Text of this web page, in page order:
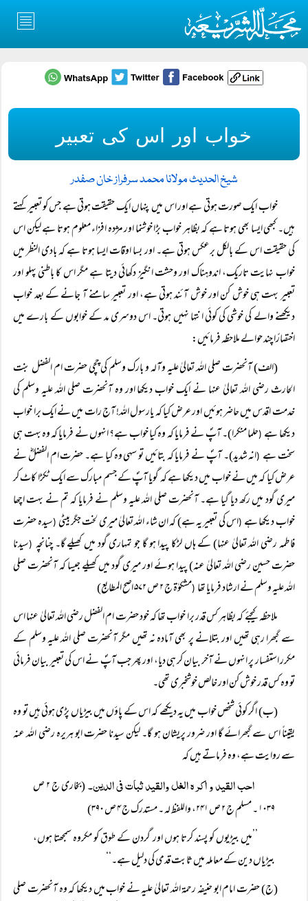
خواب اور اس کی تعبیر
شیخ الحدیث مولانا محمد سرفراز خان صفدر
خواب ایک صورت ہوتی ہے اور اس میں پنہاں ایک حقیقت ہوتی ہے جس کو تعبیر کہتے
ہیں۔ کبھی ایسا بھی ہوتا ہے کہ بظاہر خواب بڑا خوشنما اور مژدہ افزاء معلوم ہوتا ہے لیکن اس
کی حقیقت اس کے بالکل برعکس ہوتی ہے۔ اور بسا اوقات ایسا ہوتا ہے کہ بادی النظر میں
خواب نہایت تاریک، اندوہناک اور وحشت انگیز دکھائی دیتا ہے مگر اس کا باطنی پہلو اور
تعبیر بہت ہی خوش کن اور خوش آئند ہوتی ہے، اور تعبیر سامنے آ جانے کے بعد خواب
دیکھنے والے کی خوشی کی کوئی انتہا نہیں ہوتی۔ اس دوسری مد کے خوابوں کے بارے میں
اختصارًا چند حوالے ملاحظہ فرمائیں:
(الف) آنحضرت صلی اللہ تعالیٰ علیہ وآلہ و بارک وسلم کی چچی حضرت ام الفضل بنت
الحارث رضی اللہ تعالیٰ عنہا نے ایک خواب دیکھا اور وہ آنحضرت صلی اللہ علیہ وسلم کی
خدمت اقدس میں حاضر ہوئیں اور عرض کیا کہ یارسول اللہ! آج رات میں نے ایک برا خواب
دیکھا ہے (حلما منکرا)۔ آپؐ نے فرمایا کہ وہ کیا خواب ہے؟ انہوں نے فرمایا کہ وہ بہت ہی
سخت ہے (انہ شدید)۔ آپؐ نے فرمایا کہ بتائیں تو سہی وہ کیا ہے۔ حضرت ام الفضلؓ نے
عرض کیا کہ میں نے خواب میں دیکھا ہے کہ گویا آپؐ کے جسم مبارک سے ایک ٹکڑا کاٹ کر
میری گود میں رکھ دیا گیا ہے۔ آنحضرت صلی اللہ علیہ وسلم نے فرمایا کہ تم نے بہت اچھا
خواب دیکھا ہے (اس کی تعبیر یہ ہے) کہ ان شاء اللہ تعالیٰ میری لخت جگر بیٹی (سیدہ حضرت
فاطمہ رضی اللہ تعالیٰ عنہا) کے ہاں لڑکا پیدا ہو گا جو تمہاری گود میں کھیلے گا۔ چنانچہ (سیدنا
حضرت حسین رضی اللہ تعالیٰ عنہ) پیدا ہوئے اور میری گود میں کھیلے جیسا کہ آنحضرت صلی
اللہ علیہ وسلم نے ارشاد فرمایا تھا (مشکوٰۃ ج ۲ ص ۵۷۲ اصح المطابع)
ملاحظہ کیجئے کہ بظاہر کس قدر برا خواب تھا کہ خود حضرت ام الفضل رضی اللہ تعالیٰ عنہا اس
سے گبھرا رہی تھیں اور بتلانے پر بھی آمادہ نہ تھیں مگر آنحضرت صلی اللہ علیہ وسلم کے
مکرر استفسار پر انہوں نے آخر بیان کر ہی دیا، اور پھر جب آپؐ نے اس کی تعبیر بیان فرمائی
تو وہ کس قدر خوش کن اور خالص خوشخبری تھی۔
(ب) اگر کوئی شخص خواب میں یہ دیکھے کہ اس کے پاؤں میں بیڑیاں پڑی ہوئی ہیں تو وہ
یقیناً اس سے گبھرائے گا اور ضرور پریشان ہو گا۔ لیکن سیدنا حضرت ابو ہریرہ رضی اللہ عنہ
سے روایت ہے، وہ فرماتے ہیں کہ
احب القید و اکرہ الغل والقید ثبات فی الدین۔
(بخاری ج ۲ ص
۱۰۳۹ ۔ مسلم ج ۲ ص ۲۴۱، واللفظ لہ ۔ مستدرک ج ۴ ص ۳۹۰)
’’میں بیڑیوں کو پسند کرتا ہوں اور گردن کے طوق کو مکروہ سمجھتا ہوں،
بیڑیاں دین کے معاملہ میں ثابت قدمی کی دلیل ہے۔‘‘
(ج) حضرت امام ابو حنیفہ رحمۃ اللہ تعالیٰ علیہ نے خواب میں دیکھا کہ وہ آنحضرت صلی